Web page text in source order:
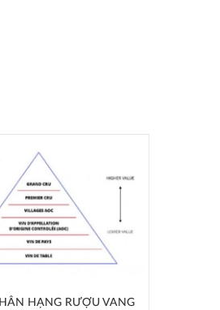
HẠNG RƯỢU VANG